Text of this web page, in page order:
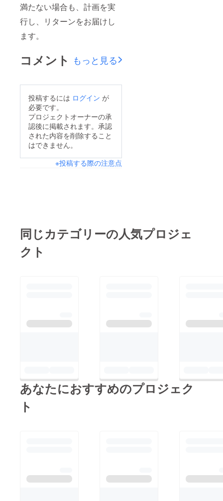
満たない場合も、計画を実
行し、リターンをお届けし
ます。
コメント もっと見る
投稿するには ログイン が
必要です。
プロジェクトオーナーの承
認後に掲載されます。承認
された内容を削除すること
はできません。
※投稿する際の注意点
同じカテゴリーの人気プロジェ
クト
あなたにおすすめのプロジェク
ト